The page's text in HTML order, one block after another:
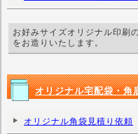
お好みサイズオリジナル印刷
をお造りいたします。
オリジナル宅配袋・角
オリジナル角袋見積り依頼